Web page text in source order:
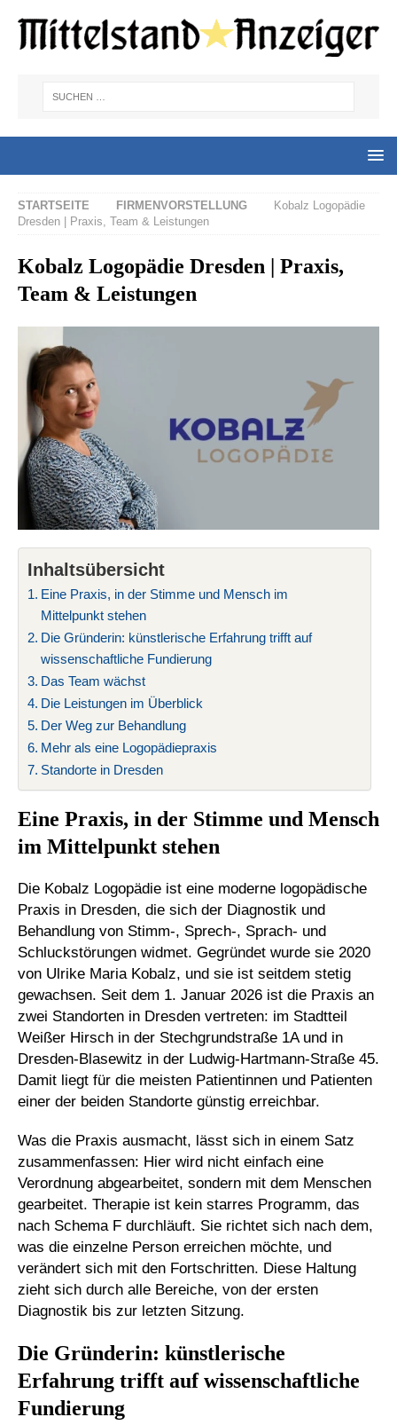
STARTSEITE FIRMENVORSTELLUNG
Kobalz Logopädie
Dresden | Praxis, Team & Leistungen
Kobalz Logopädie Dresden | Praxis,
Team & Leistungen
Inhaltsübersicht
Eine Praxis, in der Stimme und Mensch im
Mittelpunkt stehen
Die Gründerin: künstlerische Erfahrung trifft auf
wissenschaftliche Fundierung
Das Team wächst
Die Leistungen im Überblick
Der Weg zur Behandlung
Mehr als eine Logopädiepraxis
Standorte in Dresden
Eine Praxis, in der Stimme und Mensch
im Mittelpunkt stehen
Die Kobalz Logopädie ist eine moderne logopädische
Praxis in Dresden, die sich der Diagnostik und
Behandlung von Stimm-, Sprech-, Sprach- und
Schluckstörungen widmet. Gegründet wurde sie 2020
von Ulrike Maria Kobalz, und sie ist seitdem stetig
gewachsen. Seit dem 1. Januar 2026 ist die Praxis an
zwei Standorten in Dresden vertreten: im Stadtteil
Weißer Hirsch in der Stechgrundstraße 1A und in
Dresden-Blasewitz in der Ludwig-Hartmann-Straße 45.
Damit liegt für die meisten Patientinnen und Patienten
einer der beiden Standorte günstig erreichbar.
Was die Praxis ausmacht, lässt sich in einem Satz
zusammenfassen: Hier wird nicht einfach eine
Verordnung abgearbeitet, sondern mit dem Menschen
gearbeitet. Therapie ist kein starres Programm, das
nach Schema F durchläuft. Sie richtet sich nach dem,
was die einzelne Person erreichen möchte, und
verändert sich mit den Fortschritten. Diese Haltung
zieht sich durch alle Bereiche, von der ersten
Diagnostik bis zur letzten Sitzung.
Die Gründerin: künstlerische
Erfahrung trifft auf wissenschaftliche
Fundierung